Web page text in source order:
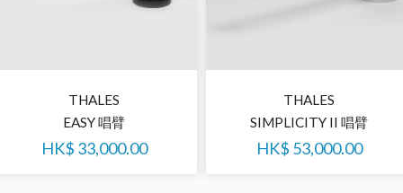
THALES
EASY 唱臂
HK$ 33,000.00
THALES
SIMPLICITY II 唱臂
HK$ 53,000.00